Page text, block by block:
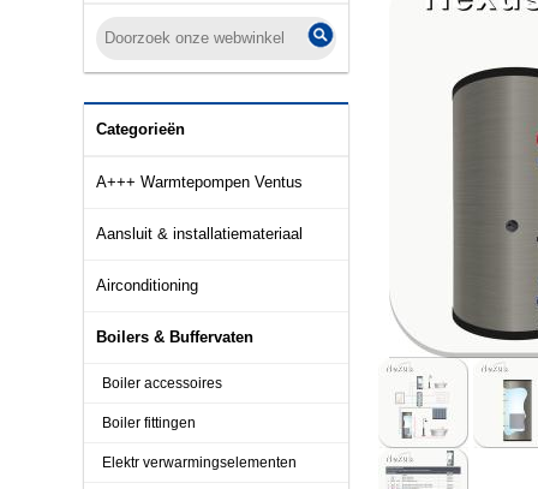
Categorieën
A+++ Warmtepompen Ventus
Aansluit & installatiemateriaal
Airconditioning
Boilers & Buffervaten
Boiler accessoires
Boiler fittingen
Elektr verwarmingselementen